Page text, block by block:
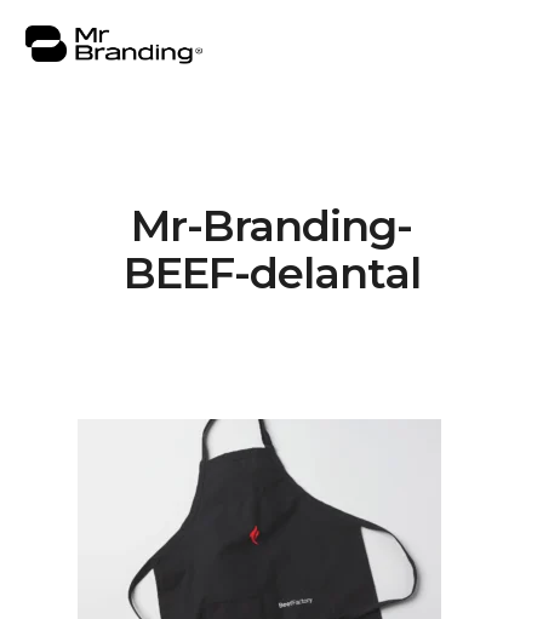
Mr-Branding-
BEEF-delantal
Nosotros
Portafolio
Contacto
Inglés